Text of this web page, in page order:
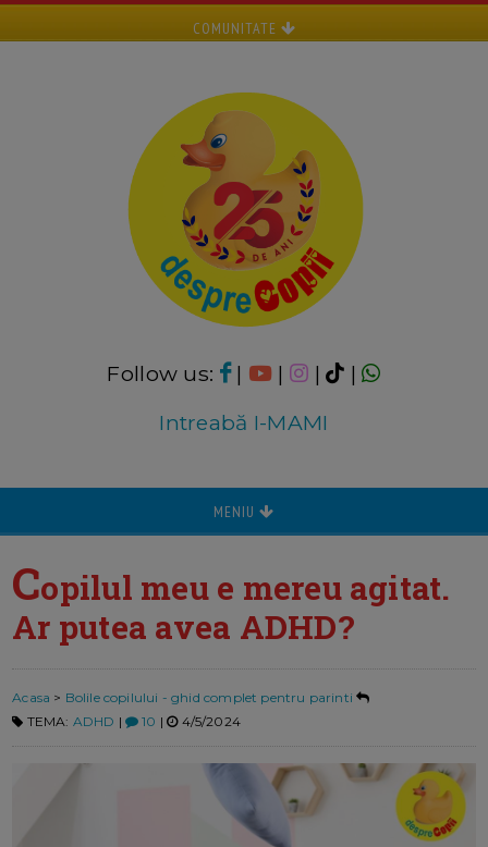
COMUNITATE
Follow us: | | |
|
Intreabă I-MAMI
MENIU
Copilul meu e mereu agitat.
Ar putea avea ADHD?
Acasa > Bolile copilului - ghid complet pentru parinti
TEMA: ADHD | 10 | 4/5/2024